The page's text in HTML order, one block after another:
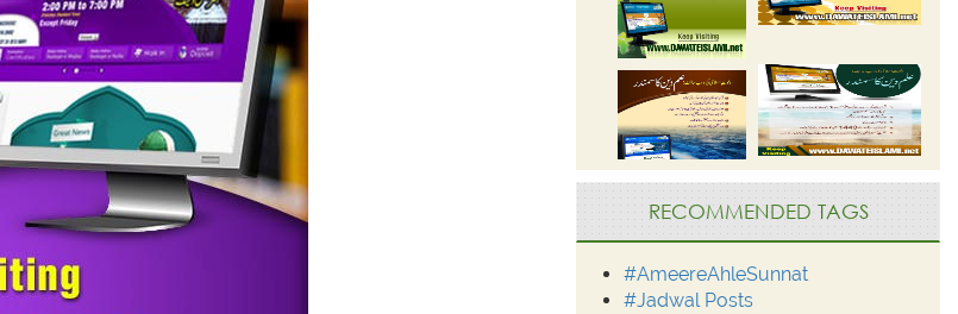
RECOMMENDED TAGS
#AmeereAhleSunnat
#Jadwal Posts